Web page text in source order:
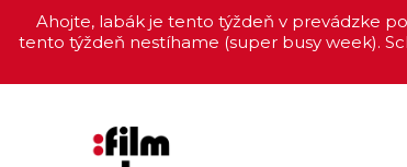
Ahojte, labák je tento týždeň v prevádzke
tento týždeň nestíhame (super busy week).